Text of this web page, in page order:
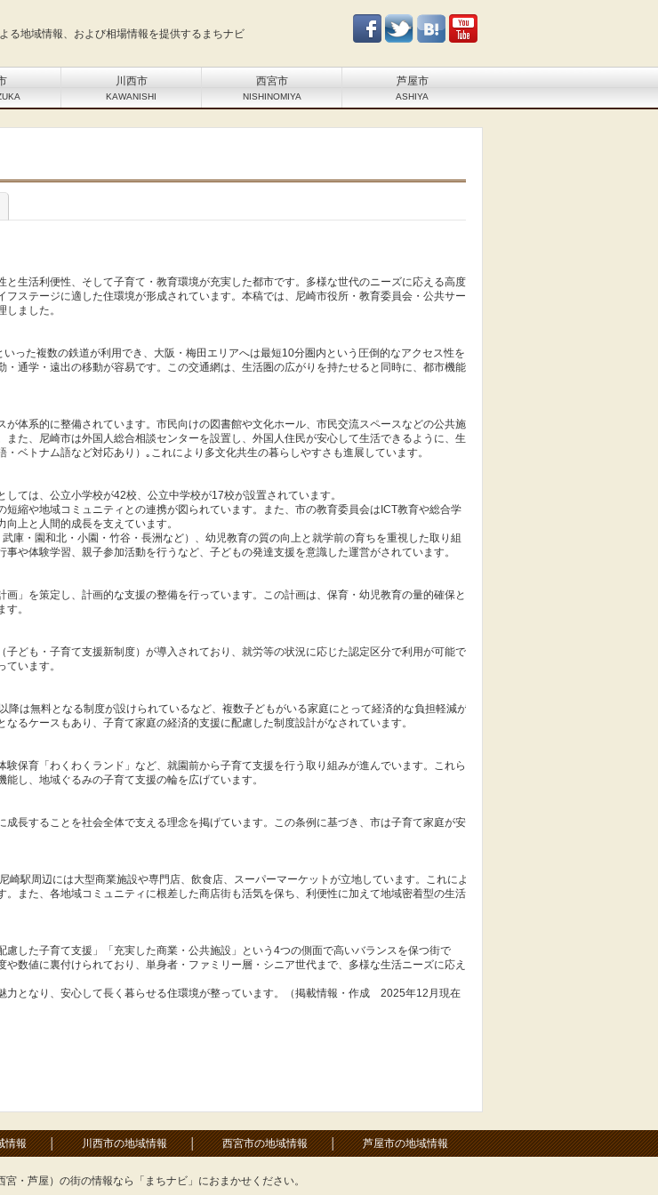
る地域情報、および相場情報を提供するまちナビ
川西市
KAWANISHI
西宮市
NISHINOMIYA
芦屋市
ASHIYA
生活利便性、そして子育て・教育環境が充実した都市です。多様な世代のニーズに応える高度
ステージに適した住環境が形成されています。本稿では、尼崎市役所・教育委員会・公共サー
ました。
った複数の鉄道が利用でき、大阪・梅田エリアへは最短10分圏内という圧倒的なアクセス性を
通学・遠出の移動が容易です。この交通網は、生活圏の広がりを持たせると同時に、都市機能
体系的に整備されています。市民向けの図書館や文化ホール、市民交流スペースなどの公共施
た、尼崎市は外国人総合相談センターを設置し、外国人住民が安心して生活できるように、生
ベトナム語など対応あり）｡これにより多文化共生の暮らしやすさも進展しています。
ては、公立小学校が42校、公立中学校が17校が設置されています。
縮や地域コミュニティとの連携が図られています。また、市の教育委員会はICT教育や総合学
上と人間的成長を支えています。
庫・園和北・小園・竹谷・長洲など）、幼児教育の質の向上と就学前の育ちを重視した取り組
や体験学習、親子参加活動を行うなど、子どもの発達支援を意識した運営がされています。
」を策定し、計画的な支援の整備を行っています。この計画は、保育・幼児教育の量的確保と
。
ども・子育て支援新制度）が導入されており、就労等の状況に応じた認定区分で利用が可能で
います。
は無料となる制度が設けられているなど、複数子どもがいる家庭にとって経済的な負担軽減が
るケースもあり、子育て家庭の経済的支援に配慮した制度設計がなされています。
保育「わくわくランド」など、就園前から子育て支援を行う取り組みが進んでいます。これら
し、地域ぐるみの子育て支援の輪を広げています。
長することを社会全体で支える理念を掲げています。この条例に基づき、市は子育て家庭が安
駅周辺には大型商業施設や専門店、飲食店、スーパーマーケットが立地しています。これによ
また、各地域コミュニティに根差した商店街も活気を保ち、利便性に加えて地域密着型の生活
した子育て支援」「充実した商業・公共施設」という4つの側面で高いバランスを保つ街で
数値に裏付けられており、単身者・ファミリー層・シニア世代まで、多様な生活ニーズに応え
力となり、安心して長く暮らせる住環境が整っています。（掲載情報・作成 2025年12月現在
│
情報 │
川西市の地域情報 │
西宮市の地域情報 芦屋市の地域情報
・芦屋）の街の情報なら「まちナビ」におまかせください。